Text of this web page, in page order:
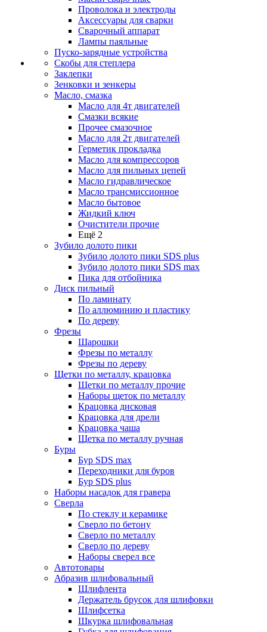
Проволока и электроды
Аксессуары для сварки
Сварочный аппарат
Лампы паяльные
Пуско-зарядные устройства
Скобы для степлера
Заклепки
Зенковки и зенкеры
Масло, смазка
Масло для 4т двигателей
Смазки всякие
Прочее смазочное
Масло для 2т двигателей
Герметик прокладка
Масло для компрессоров
Масло для пильных цепей
Масло гидравлическое
Масло трансмиссионное
Масло бытовое
Жидкий ключ
Очистители прочие
Ещё 2
Зубило долото пики
Зубило долото пики SDS plus
Зубило долото пики SDS max
Пика для отбойника
Диск пильный
По ламинату
По аллюминию и пластику
По дереву
Фрезы
Шарошки
Фрезы по металлу
Фрезы по дереву
Щетки по металлу, крацовка
Щетки по металлу прочие
Наборы щеток по металлу
Крацовка дисковая
Крацовка для дрели
Крацовка чаша
Щетка по металлу ручная
Буры
Бур SDS max
Переходники для буров
Бур SDS plus
Наборы насадок для гравера
Сверла
По стеклу и керамике
Сверло по бетону
Сверло по металлу
Сверло по дереву
Наборы сверел все
Автотовары
Абразив шлифовальный
Шлифлента
Держатель брусок для шлифовки
Шлифсетка
Шкурка шлифовальная